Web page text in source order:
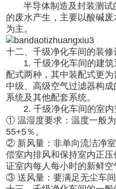
半导体制造及封装测试
的废水产生，主要以酸碱
为主。
十二、千级净化车间的装修
1. 千级净化车间的建筑
配式两种，其中装配式更为
中级、高级空气过滤器构
系统及其他配套系统。
2. 千级净化车间的室内
① 温湿度要求：温度一般
55+5％。
② 新风量：非单向流洁净
偿室内排风和保持室内正
证室内每人每小时的新鲜空
③ 送风量：要满足无尘车间